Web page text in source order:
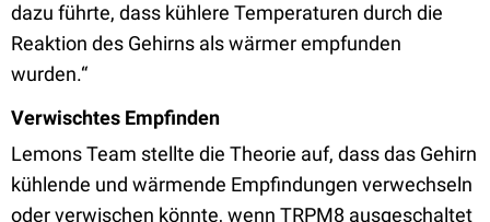
dazu führte, dass kühlere Temperaturen durch die
Reaktion des Gehirns als wärmer empfunden
wurden.“
Verwischtes Empfinden
Lemons Team stellte die Theorie auf, dass das Gehirn
kühlende und wärmende Empfindungen verwechseln
oder verwischen könnte, wenn TRPM8 ausgeschaltet